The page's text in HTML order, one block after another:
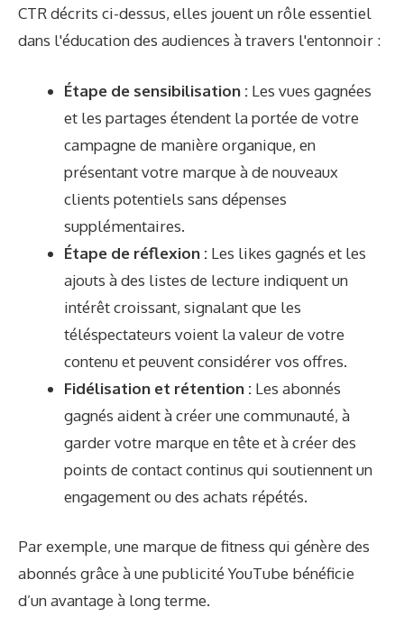
CTR décrits ci-dessus, elles jouent un rôle essentiel
dans l'éducation des audiences à travers l'entonnoir :
Étape de sensibilisation : Les vues gagnées
et les partages étendent la portée de votre
campagne de manière organique, en
présentant votre marque à de nouveaux
clients potentiels sans dépenses
supplémentaires.
Étape de réflexion : Les likes gagnés et les
ajouts à des listes de lecture indiquent un
intérêt croissant, signalant que les
téléspectateurs voient la valeur de votre
contenu et peuvent considérer vos offres.
Fidélisation et rétention : Les abonnés
gagnés aident à créer une communauté, à
garder votre marque en tête et à créer des
points de contact continus qui soutiennent un
engagement ou des achats répétés.
Par exemple, une marque de fitness qui génère des
abonnés grâce à une publicité YouTube bénéficie
d’un avantage à long terme.